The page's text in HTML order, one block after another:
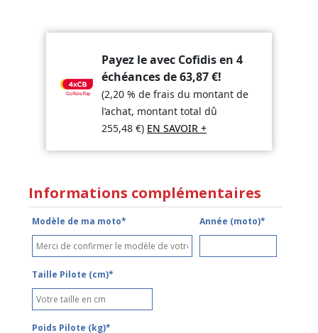
Payez le avec Cofidis en 4
échéances de63,87€!
(2,20 % de frais du montant de
l’achat, montant total dû
255,48€) EN SAVOIR +
Informations complémentaires
Modèle de ma moto* Année (moto)*
Taille Pilote (cm)*
Poids Pilote (kg)*